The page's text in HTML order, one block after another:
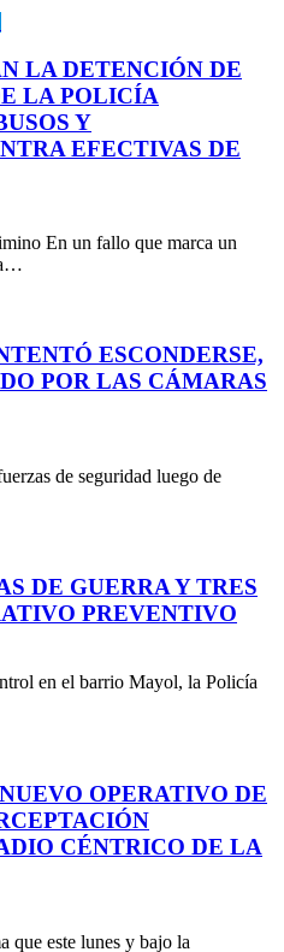
LA DETENCIÓN DE
LA POLICÍA
Y
EFECTIVAS DE
En un fallo que marca un
ESCONDERSE,
POR LAS CÁMARAS
de seguridad luego de
DE GUERRA Y TRES
PREVENTIVO
en el barrio Mayol, la Policía
OPERATIVO DE
CÉNTRICO DE LA
este lunes y bajo la